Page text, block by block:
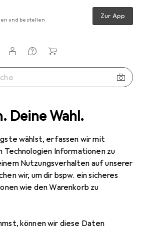
Deine Wahl.
wählst, erfassen wir mit
Technologien Informationen zu
Nutzungsverhalten auf unserer
wir, um dir bspw. ein sicheres
wie den Warenkorb zu
können wir diese Daten
und bestellen Zur App
Weidmüller SAIDT095 Crimpeinsatz
Crimpeinsatz